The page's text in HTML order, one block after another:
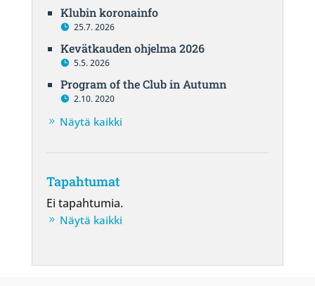
Klubin koronainfo
25.7. 2026
Kevätkauden ohjelma 2026
5.5. 2026
Program of the Club in Autumn
2.10. 2020
Näytä kaikki
Tapahtumat
Ei tapahtumia.
Näytä kaikki